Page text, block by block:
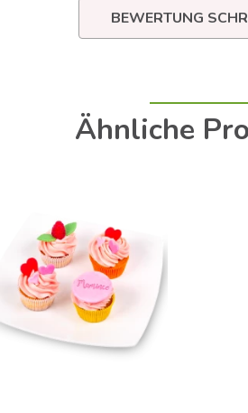
BEWERTUNG
Ähnliche